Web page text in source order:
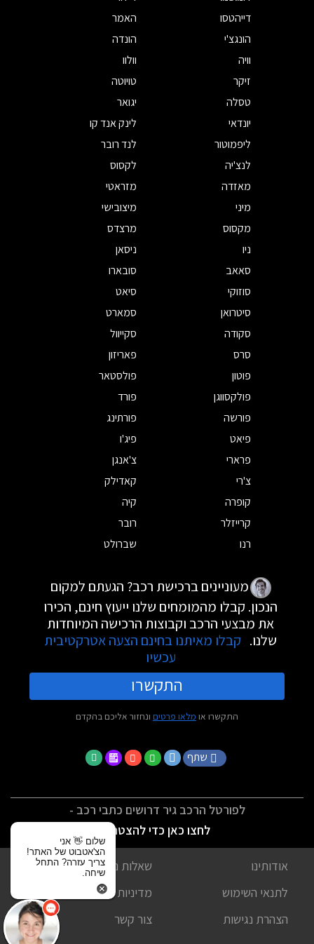
דייהטסו
האמר
הונגצ'י
הונדה
וויה
וולוו
זיקר
טויוטה
טסלה
יגואר
יונדאי
לינק אנד קו
ליפמוטור
לנד רובר
לנצ'יה
לקסוס
מאזדה
מזראטי
מיני
מיצובישי
מקסוס
מרצדס
ניו
ניסאן
סאאב
סובארו
סוזוקי
סיאט
סיטרואן
סמארט
סקודה
סקייוול
סרס
פאריזון
פוטון
פולסטאר
פולקסווגן
פורד
פורשה
פורתינג
פיאט
פיג'ו
פרארי
צ'אנגן
צ'רי
קאדילק
קופרה
קיה
קרייזלר
רובר
רנו
שברולט
מעוניינים ברכישת רכב? הגעתם למקום
הנכון. קבלו מהמומחים שלנו ייעוץ חינם, הכירו
את מבצעי הרכב וקבוצות הרכישה המיוחדות
שלנו. קבלו מאיתנו בחינם הצעה אטרקטיבית
עכשיו
התקשרו
התקשרו או מלאו פרטים ונחזור אליכם בהקדם
שתף
לפורטל הרכב גיר דרושים כתבי רכב -
לחצו כאן כדי להצטרף
אודותינו
שאלות נפוצות
לתנאי השימוש
מדיניות פרטיות
הצהרת נגישות
צור קשר
שלום 👋 אני
הצ'אטבוט של האתר!
צריך עזרה? התחל
שיחה.